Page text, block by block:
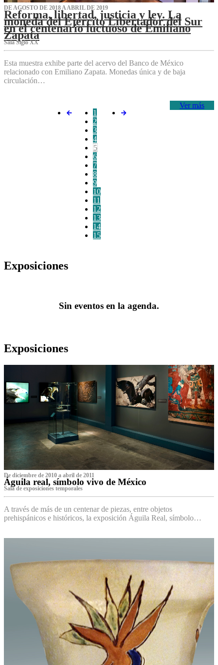
DE AGOSTO DE 2018 A ABRIL DE 2019
Reforma, libertad, justicia y ley. La
moneda del Ejército Libertador del Sur
en el centenario luctuoso de Emiliano
Zapata
Sala Siglo XX
Esta muestra exhibe parte del acervo del Banco de México
relacionado con Emiliano Zapata. Monedas única y de baja
circulación…
Ver más
1
2
3
4
5
6
7
8
9
10
11
12
13
14
15
Exposiciones
Sin eventos en la agenda.
Exposiciones
De diciembre de 2010 a abril de 2011
Águila real, símbolo vivo de México
Sala de exposiciones temporales
A través de más de un centenar de piezas, entre objetos
prehispánicos e históricos, la exposición Águila Real, símbolo…